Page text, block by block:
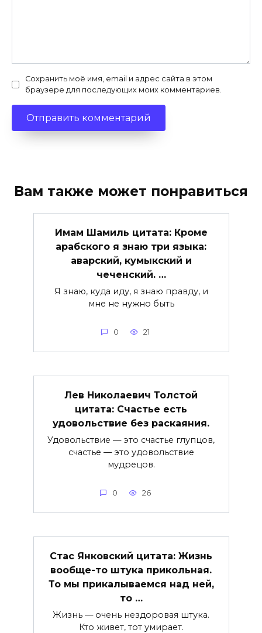
Сохранить моё имя, email и адрес сайта в этом
браузере для последующих моих комментариев.
Вам также может понравиться
Имам Шамиль цитата: Кроме
арабского я знаю три языка:
аварский, кумыкский и
чеченский. …
Я знаю, куда иду, я знаю правду, и
мне не нужно быть
0 21
Лев Николаевич Толстой
цитата: Счастье есть
удовольствие без раскаяния.
Удовольствие — это счастье глупцов,
счастье — это удовольствие
мудрецов.
0 26
Стас Янковский цитата: Жизнь
вообще-то штука прикольная.
То мы прикалываемся над ней,
то …
Жизнь — очень нездоровая штука.
Кто живет, тот умирает.